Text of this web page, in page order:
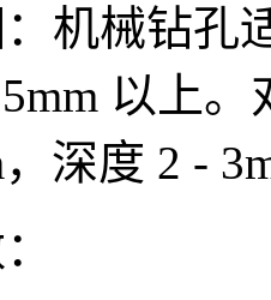
机械钻孔
以上
深度 2 -